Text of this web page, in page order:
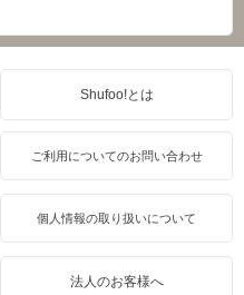
Shufoo!とは
ご利用についてのお問い合わせ
個人情報の取り扱いについて
法人のお客様へ